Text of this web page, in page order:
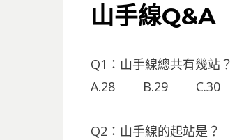
山手線Q&A
Q1：山手線總共有
A.28 B.29 C.30
Q2：山手線的起